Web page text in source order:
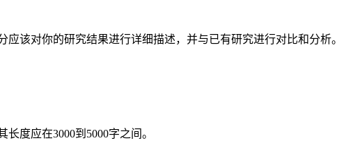
该对你的研究结果进行详细描述，并与已有研究进行对比和分析。
度应在3000到5000字之间。